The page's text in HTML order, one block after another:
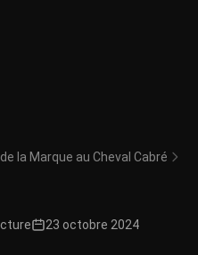
la Marque au Cheval Cabré
23 octobre 2024